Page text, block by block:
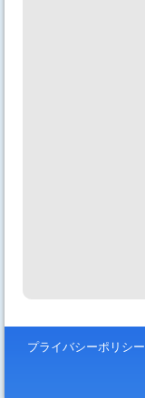
プライバシーポリシー